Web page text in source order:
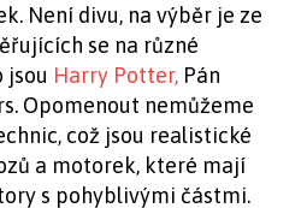
Není divu, na výběr je ze
se na různé
jsou Harry Potter, Pán
Opomenout nemůžeme
což jsou realistické
a motorek, které mají
s pohyblivými částmi.